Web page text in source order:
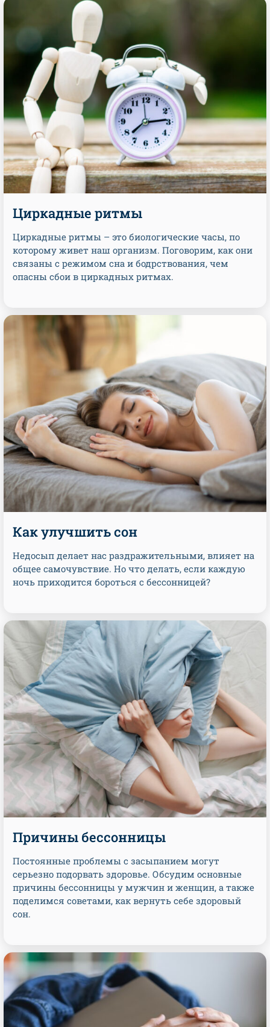
Циркадные ритмы
Циркадные ритмы – это биологические часы, по
которому живет наш организм. Поговорим, как они
связаны с режимом сна и бодрствования, чем
опасны сбои в циркадных ритмах.
Как улучшить сон
Недосып делает нас раздражительными, влияет на
общее самочувствие. Но что делать, если каждую
ночь приходится бороться с бессонницей?
Причины бессонницы
Постоянные проблемы с засыпанием могут
серьезно подорвать здоровье. Обсудим основные
причины бессонницы у мужчин и женщин, а также
поделимся советами, как вернуть себе здоровый
сон.